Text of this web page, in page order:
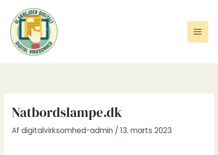
indholdet
Natbordslampe.dk
Af digitalvirksomhed-admin / 13. marts 2023